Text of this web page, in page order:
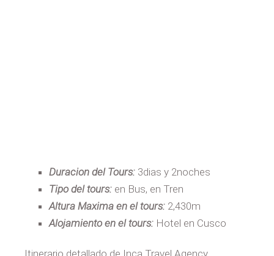
Duracion del Tours: 3dias y 2noches
Tipo del tours: en Bus, en Tren
Altura Maxima en el tours: 2,430m
Alojamiento en el tours: Hotel en Cusco